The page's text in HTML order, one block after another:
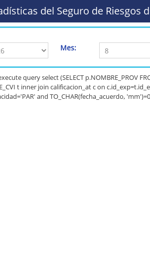
del Seguro de Riesgos
Mes:
query select (SELECT p.NOMBRE_PROV
t inner join calificacion_at c on
and TO_CHAR(fecha_acuerdo,